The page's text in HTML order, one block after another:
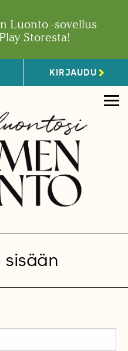
Luonto -sovellus
Storesta!
KIRJAUDU
sisään